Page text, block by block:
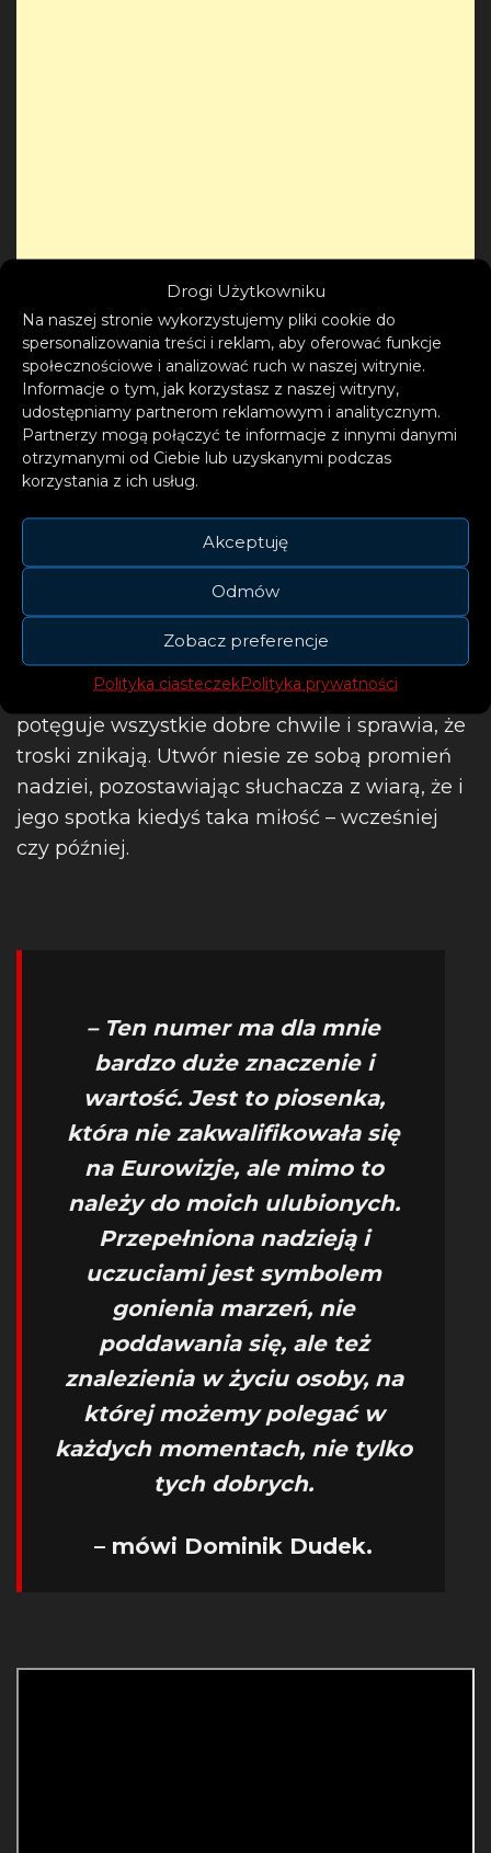
Drogi Użytkowniku
Na naszej stronie wykorzystujemy pliki cookie do
spersonalizowania treści i reklam, aby oferować funkcje
społecznościowe i analizować ruch w naszej witrynie.
Informacje o tym, jak korzystasz z naszej witryny,
udostępniamy partnerom reklamowym i analitycznym.
Partnerzy mogą połączyć te informacje z innymi danymi
otrzymanymi od Ciebie lub uzyskanymi podczas
korzystania z ich usług.
Akceptuję
Odmów
Zobacz preferencje
Polityka ciasteczekPolityka prywatności
To folkowa, pełna energii piosenka o
odnalezieniu bratniej duszy, kogoś, kto
potęguje wszystkie dobre chwile i sprawia, że
troski znikają. Utwór niesie ze sobą promień
nadziei, pozostawiając słuchacza z wiarą, że i
jego spotka kiedyś taka miłość – wcześniej
czy później.
– Ten numer ma dla mnie
bardzo duże znaczenie i
wartość. Jest to piosenka,
która nie zakwalifikowała się
na Eurowizje, ale mimo to
należy do moich ulubionych.
Przepełniona nadzieją i
uczuciami jest symbolem
gonienia marzeń, nie
poddawania się, ale też
znalezienia w życiu osoby, na
której możemy polegać w
każdych momentach, nie tylko
tych dobrych.
– mówi Dominik Dudek.